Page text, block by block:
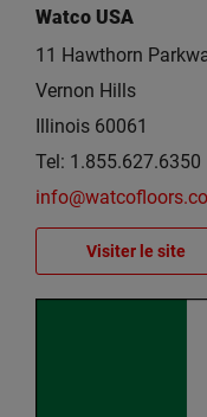
Watco USA
11 Hawthorn
Vernon Hills
Illinois 60061
Tel: 1.855.627.6350
Visiter le site